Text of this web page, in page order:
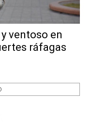
ventoso en
ráfagas